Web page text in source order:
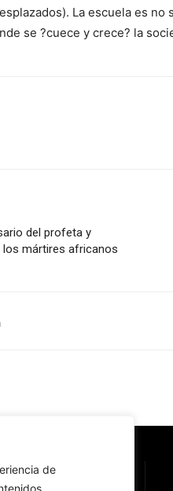
de
La escuela es
se ?cuece y crece? la
del profeta y
mártires africanos